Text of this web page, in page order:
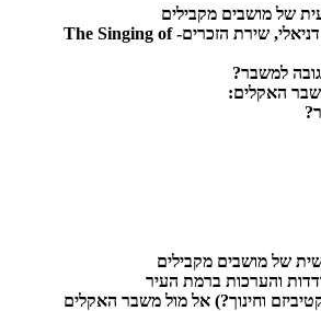
של מושבים מקבילים
אינטרמצו אמנותי: ליאת דניאלי, שירת הזכרים- The Singing of
למשבר?
האקלים:
של מושבים מקבילים
והערכות ברמת העיר
וחינוך?) אל מול משבר האקלים